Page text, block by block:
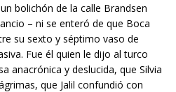
bolichón de la calle Brandsen
– ni se enteró de que Boca
su sexto y séptimo vaso de
Fue él quien le dijo al turco
anacrónica y deslucida, que Silvia
que Jalil confundió con